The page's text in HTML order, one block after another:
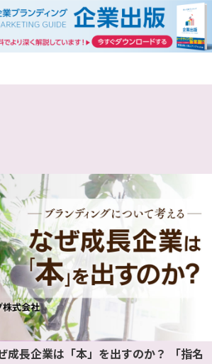
成長企業は「本」を出すのか？ 「指名